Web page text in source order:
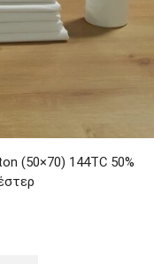
(50×70) 144TC 50%